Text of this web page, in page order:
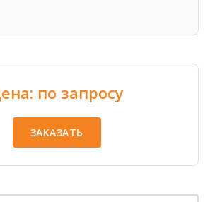
по запросу
ЗАКАЗАТЬ